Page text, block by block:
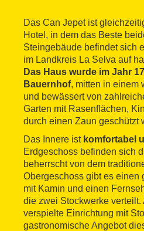
Das Can Jepet ist
Hotel, in dem das Beste
Steingebäude befindet sich
im Landkreis La Selva auf
Das Haus wurde im Jahr
Bauernhof, mitten in einem
und bewässert von
Garten mit Rasenflächen,
durch einen Zaun geschützt
Das Innere ist komfortabel
Erdgeschoss befinden sich
beherrscht von dem
Obergeschoss gibt es einen
mit Kamin und einen
die zwei Stockwerke
verspielte Einrichtung mit
gastronomische Angebot